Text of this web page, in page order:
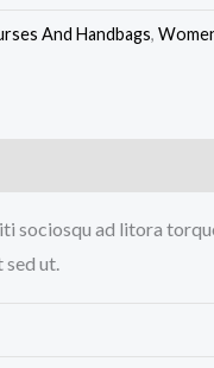
And Handbags,
sociosqu ad litora
sed ut.